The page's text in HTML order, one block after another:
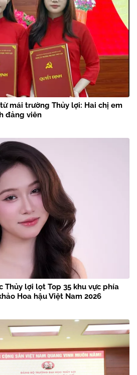
mái trường Thủy lợi: Hai chị em
đảng viên
Thủy lợi lọt Top 35 khu vực phía
Hoa hậu Việt Nam 2026